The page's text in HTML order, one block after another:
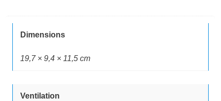
n
t
u
Dimensions
19,7 × 9,4 × 11,5 cm
Ventilation